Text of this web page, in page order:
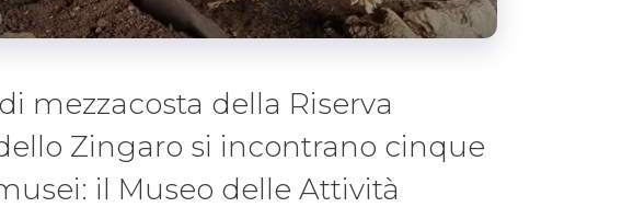
mezzacosta della Riserva
Zingaro si incontrano cinque
il Museo delle Attività